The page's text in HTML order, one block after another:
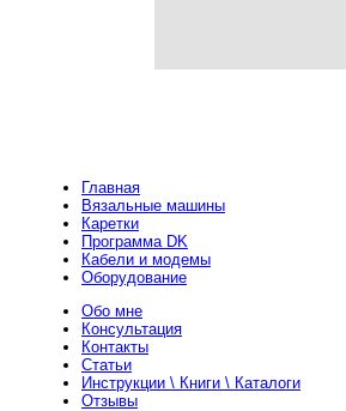
Главная
Вязальные машины
Каретки
Программа DK
Кабели и модемы
Оборудование
Обо мне
Консультация
Контакты
Статьи
Инструкции \ Книги \ Каталоги
Отзывы